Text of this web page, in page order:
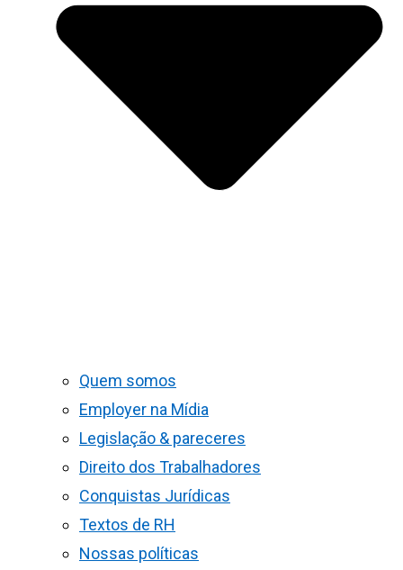
Quem somos
Employer na Mídia
Legislação & pareceres
Direito dos Trabalhadores
Conquistas Jurídicas
Textos de RH
Nossas políticas